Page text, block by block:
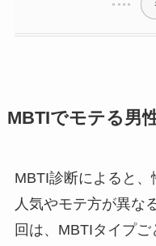
MBTIでモテる男
MBTI診断によると
人気やモテ方が異な
回は、MBTIタイプ